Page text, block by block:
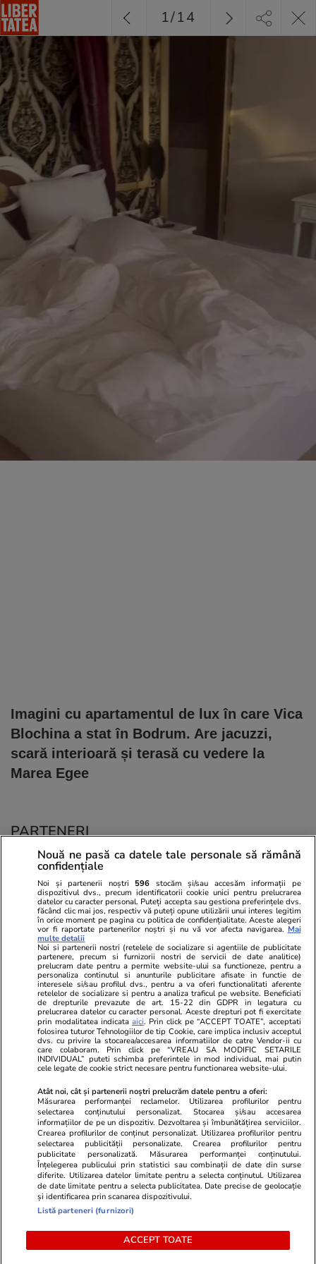
Imagini cu apartamentul de lux în care Vica
Blochina a stat în Bodrum. Are jacuzzi,
scară interioară și terasă cu vedere la
Marea Egee
1/14
PARTENERI
Viva.ro
"Nici acum nu îi știu bine. Nu îi știu familia".
A tăcut luni întregi, dar acum Gina Matache a
spus adevărul despre relația cu ginerele ei,
Radu Siffr...
Unica.ro
Nu și ei! S-au
căsnicie! Cei doi
secret. Nimeni
motiv al
© 2026 Ringier Romania. Toate drepturile rezervate
Actualizare preferințe cookies
Nouă ne pasă ca datele tale personale să rămână
confidențiale
Noi și partenerii noștri 596 stocăm și/sau accesăm informații pe
dispozitivul dvs., precum identificatorii cookie unici pentru prelucrarea
datelor cu caracter personal. Puteți accepta sau gestiona preferințele dvs.
făcând clic mai jos, respectiv vă puteți opune utilizării unui interes legitim
în orice moment pe pagina cu politica de confidențialitate. Aceste alegeri
vor fi raportate partenerilor noștri și nu vă vor afecta navigarea. Mai
multe detalii
Noi si partenerii nostri (retelele de socializare si agentiile de publicitate
partenere, precum si furnizorii nostri de servicii de date analitice)
prelucram date pentru a permite website-ului sa functioneze, pentru a
personaliza continutul si anunturile publicitare afisate in functie de
interesele si/sau profilul dvs., pentru a va oferi functionalitati aferente
retelelor de socializare si pentru a analiza traficul pe website. Beneficiati
de drepturile prevazute de art. 15-22 din GDPR in legatura cu
prelucrarea datelor cu caracter personal. Aceste drepturi pot fi exercitate
prin modalitatea indicataaici. Prin click pe “ACCEPT TOATE”, acceptati
folosirea tuturor Tehnologiilor de tip Cookie, care implica inclusiv acceptul
dvs. cu privire la stocarea/accesarea informatiilor de catre Vendor-ii cu
care colaboram. Prin click pe “VREAU SA MODIFIC SETARILE
INDIVIDUAL” puteti schimba preferintele in mod individual, mai putin
cele legate de cookie strict necesare pentru functionarea website-ului.
Atât noi, cât și partenerii noștri prelucrăm datele pentru a oferi:
Măsurarea performanței reclamelor. Utilizarea profilurilor pentru
selectarea conținutului personalizat. Stocarea și/sau accesarea
informațiilor de pe un dispozitiv. Dezvoltarea și îmbunătățirea serviciilor.
Crearea profilurilor de conținut personalizat. Utilizarea profilurilor pentru
selectarea publicității personalizate. Crearea profilurilor pentru
publicitate personalizată. Măsurarea performanței conținutului.
Înțelegerea publicului prin statistici sau combinații de date din surse
diferite. Utilizarea datelor limitate pentru a selecta conținutul. Utilizarea
de date limitate pentru a selecta publicitatea. Date precise de geolocație
și identificarea prin scanarea dispozitivului.
Listă parteneri (furnizori)
ACCEPT TOATE